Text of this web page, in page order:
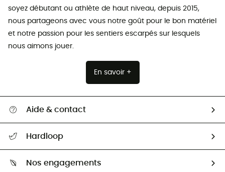
soyez débutant ou athlète de haut niveau, depuis 2015,
nous partageons avec vous notre goût pour le bon matériel
et notre passion pour les sentiers escarpés sur lesquels
nous aimons jouer.
En savoir +
Aide & contact
Guide des tailles
Hardloop
Nos engagements